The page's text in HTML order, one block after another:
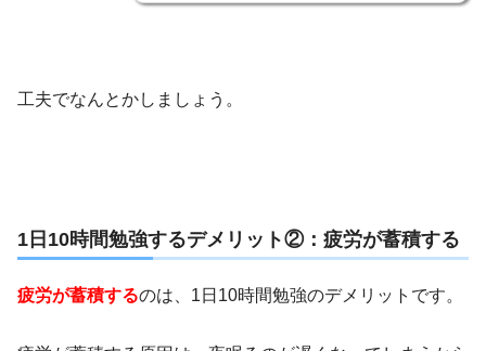
工夫でなんとかしましょう。
1日10時間勉強するデメリット②：疲労が蓄積する
疲労が蓄積するのは、1日10時間勉強のデメリットです。